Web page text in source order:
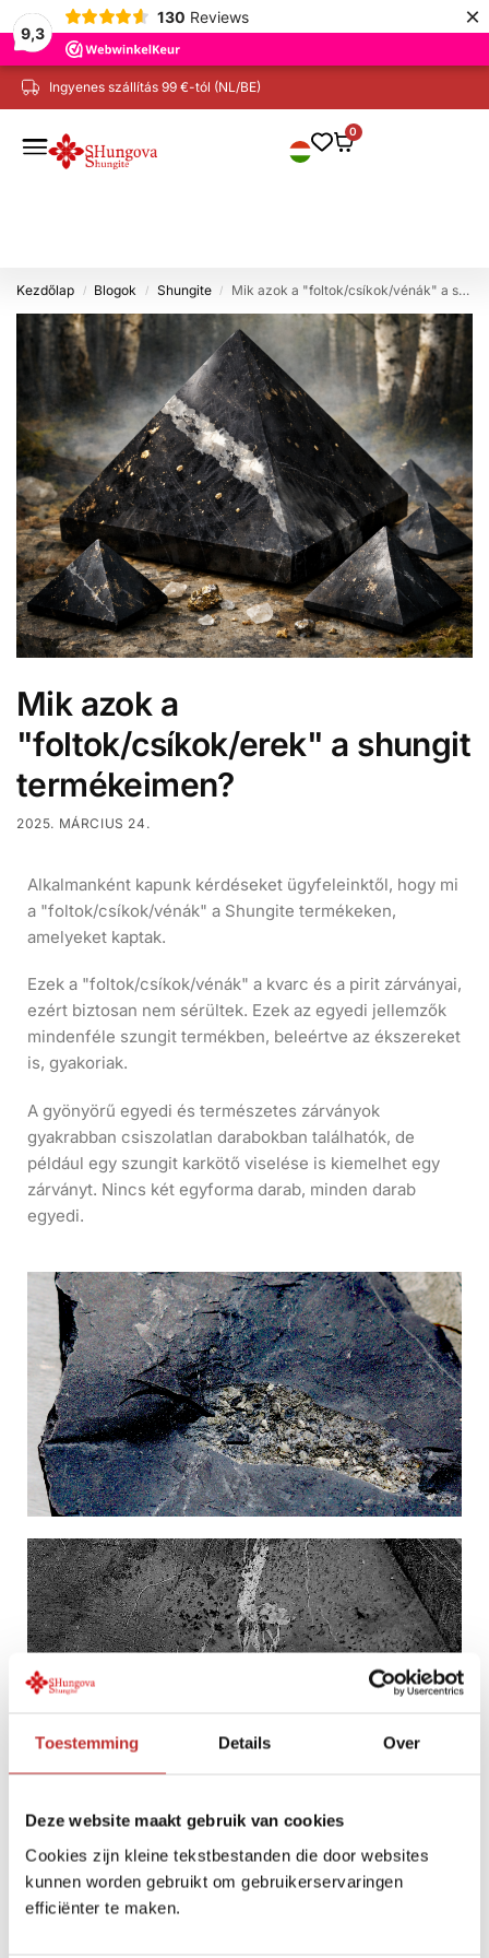
9,3
130 Reviews ×
Toestemming Details Over
Deze website maakt gebruik van cookies
Cookies zijn kleine tekstbestanden die door websites
kunnen worden gebruikt om gebruikerservaringen
efficiënter te maken.
Ingyenes szállítás 99 €-tól (NL/BE)
0
Kezdőlap / Blogok / Shungite / Mik azok a "foltok/csíkok/vénák" a shungite termékeimen?
Mik azok a
"foltok/csíkok/erek" a shungit
termékeimen?
2025. MÁRCIUS 24.
Alkalmanként kapunk kérdéseket ügyfeleinktől, hogy mi
a "foltok/csíkok/vénák" a Shungite termékeken,
amelyeket kaptak.
Ezek a "foltok/csíkok/vénák" a kvarc és a pirit zárványai,
ezért biztosan nem sérültek. Ezek az egyedi jellemzők
mindenféle szungit termékben, beleértve az ékszereket
is, gyakoriak.
A gyönyörű egyedi és természetes zárványok
gyakrabban csiszolatlan darabokban találhatók, de
például egy szungit karkötő viselése is kiemelhet egy
zárványt. Nincs két egyforma darab, minden darab
egyedi.